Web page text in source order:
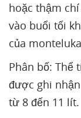
hoặc thậm
vào buổi tối
của
Phân bố: Thể
được ghi
từ 8 đến 11 lít.